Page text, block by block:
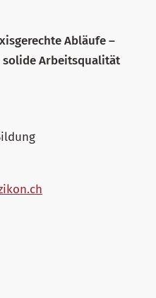
Abläufe –
solide Arbeitsqualität
k n ch